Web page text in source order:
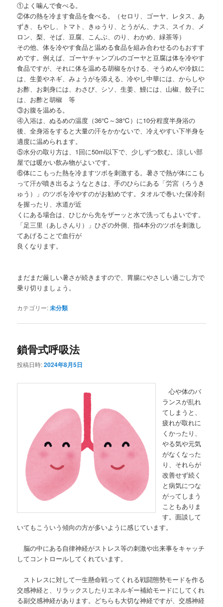
①よく噛んで食べる。
②体の熱を冷ます食品を食べる。（セロリ、ゴーヤ、レタス、あ
ずき、もやし、トマト、きゅうり、とうがん、ナス、スイカ、メ
ロン、梨、そば、豆腐、こんぶ、のり、わかめ、緑茶等）
その他、体を冷やす食品と温める食品を組み合わせるのもおすす
めです。例えば、ゴーヤチャンプルのゴーヤと豆腐は体を冷やす
食品ですが、それに体を温める胡椒をかける、そうめんや冷奴に
は、生姜やネギ、みょうがを添える、冷やし中華には、からしや
お酢、お刺身には、わさび、シソ、生姜、鰻には、山椒、餃子に
は、お酢と胡椒 等
③お腹を温める。
④入浴は、ぬるめの温度（36℃～38℃）に10分程度半身浴の
後、全身浴をすると大量の汗をかかないで、冷えやすい下半身を
適度に温められます。
⑤水分の取り方は、1回に50ml以下で、少しずつ飲む。涼しい部
屋では暖かい飲み物がよいです。
⑥体にこもった熱を冷ますツボを刺激する。暑さで熱が体にこも
って汗が噴き出るようなときは、手のひらにある「労宮（ろうき
ゅう）」のツボを冷やすのがお勧めです。タオルで巻いた保冷剤
を握ったり、水道が近
くにある場合は、ひじから先をザーッと水で洗ってもよいです。
「足三里（あしさんり）」ひざの外側、指4本分のツボを刺激し
てあげることで血行が
良くなります。
まだまだ厳しい暑さが続きますので、胃腸にやさしい過ごし方で
乗り切りましょう。
カテゴリー:未分類
鎖骨式呼吸法
投稿日時:2024年8月5日
心や体のバ
ランスが乱れ
てしまうと、
疲れが取れに
くかったり、
やる気や元気
がなくなった
り、それらが
改善せず続く
と病気につな
がってしまう
こともありま
す。面談して
いてもこういう傾向の方が多いように感じています。
脳の中にある自律神経がストレス等の刺激や出来事をキャッチ
してコントロールしてくれています。
ストレスに対して一生懸命戦ってくれる戦闘態勢モードを作る
交感神経と、リラックスしたりエネルギー補給モードにしてくれ
る副交感神経があります。どちらも大切な神経ですが、交感神経